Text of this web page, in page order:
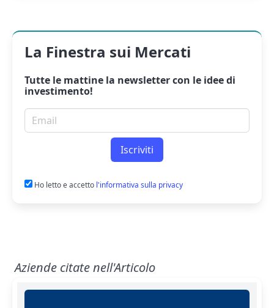
La Finestra sui Mercati
Tutte le mattine la newslettercon le idee di
investimento!
Email per newsletter
Iscriviti
Ho letto e accetto l'informativa sulla privacy
Aziende citate nell'Articolo